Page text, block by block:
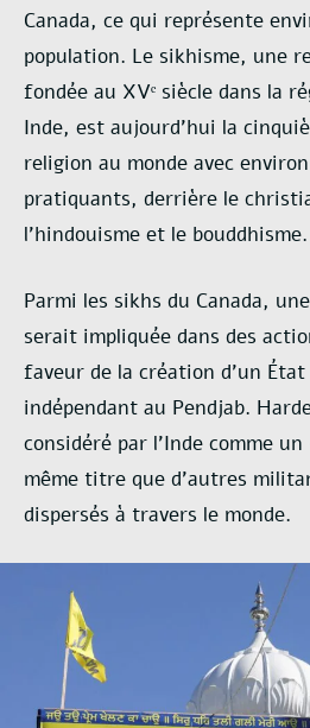
Canada, ce qui représente
population. Le sikhisme, une
fondée au XVᵉ siècle dans la
Inde, est aujourd’hui la
religion au monde avec
pratiquants, derrière le
l’hindouisme et le bouddhisme.
Parmi les sikhs du Canada,
serait impliquée dans des
faveur de la création d’un
indépendant au Pendjab.
considéré par l’Inde comme
même titre que d’autres
dispersés à travers le monde.